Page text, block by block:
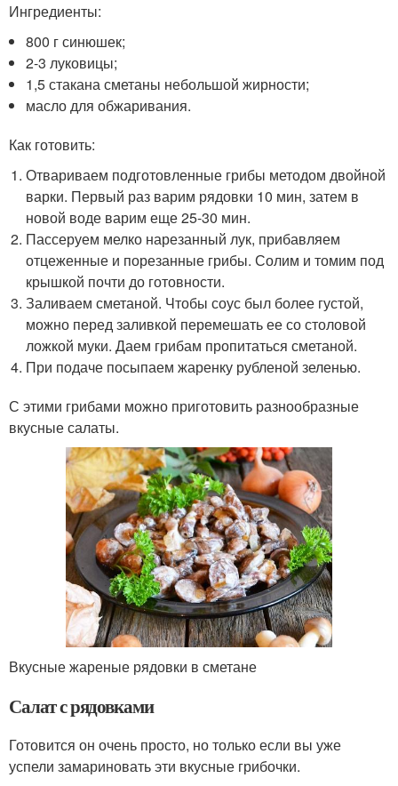
Ингредиенты:
800 г синюшек;
2-3 луковицы;
1,5 стакана сметаны небольшой жирности;
масло для обжаривания.
Как готовить:
Отвариваем подготовленные грибы методом двойной
варки. Первый раз варим рядовки 10 мин, затем в
новой воде варим еще 25-30 мин.
Пассеруем мелко нарезанный лук, прибавляем
отцеженные и порезанные грибы. Солим и томим под
крышкой почти до готовности.
Заливаем сметаной. Чтобы соус был более густой,
можно перед заливкой перемешать ее со столовой
ложкой муки. Даем грибам пропитаться сметаной.
При подаче посыпаем жаренку рубленой зеленью.
С этими грибами можно приготовить разнообразные
вкусные салаты.
Вкусные жареные рядовки в сметане
Салат с рядовками
Готовится он очень просто, но только если вы уже
успели замариновать эти вкусные грибочки.